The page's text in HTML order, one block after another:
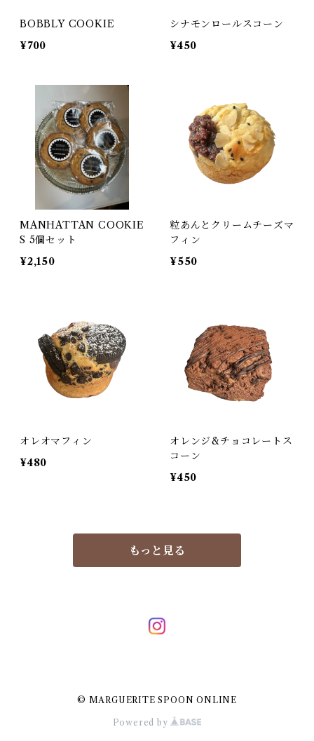
BOBBLY COOKIE
¥700
シナモンロールスコーン
¥450
MANHATTAN COOKIE
S 5個セット
¥2,150
粒あんとクリームチーズマ
フィン
¥550
オレオマフィン
¥480
オレンジ&チョコレートス
コーン
¥450
もっと見る
© MARGUERITE SPOON ONLINE
Powered by